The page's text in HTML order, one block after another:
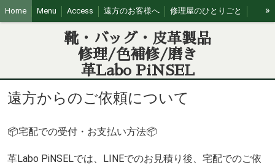
Home Menu Access 遠方のお客様へ 修理屋のひとりごと
営業日カレンダー
»
靴・バッグ・皮革製品
修理/色補修/磨き
革Labo PiNSEL
遠方からのご依頼について
📦️宅配での受付・お支払い方法📦️
革Labo PiNSELでは、LINEでのお見積り後、宅配でのご依